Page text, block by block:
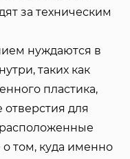
за техническим
нуждаются в
таких как
пластика,
для
том, куда именно